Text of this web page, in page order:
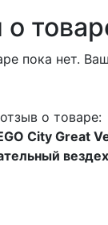
пока нет.
о товаре:
City Great